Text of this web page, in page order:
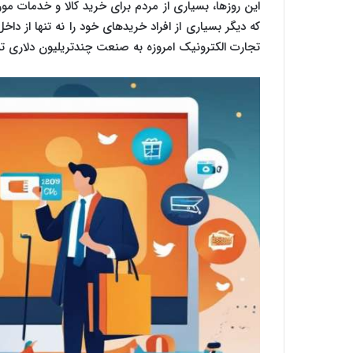
این روزها، بسیاری از مردم برای خرید کالا و خدمات
که دیگر بسیاری از افراد خریدهای خود را نه تنها از
تجارت الکترونیک امروزه به صنعت چندتریلیون